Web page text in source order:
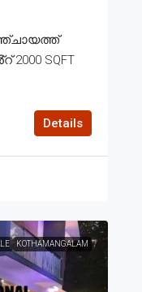
SQFT
Details
KOTHAMANGALAM